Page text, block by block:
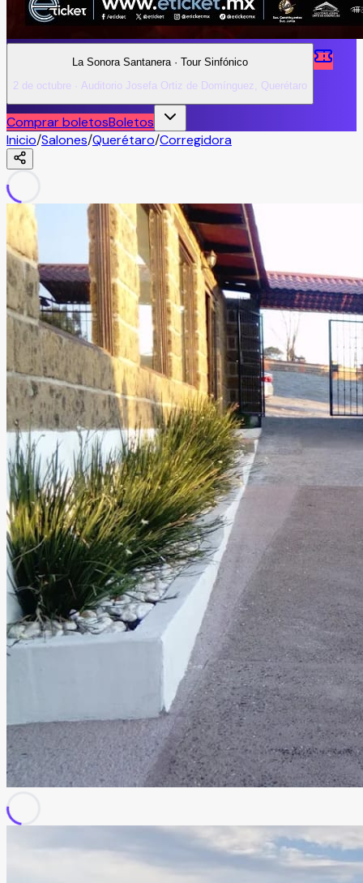
La Sonora Santanera · Tour Sinfónico
2 de octubre · Auditorio Josefa Ortiz de Domínguez, Querétaro
Comprar boletosBoletos
Inicio/Salones/Querétaro/Corregidora